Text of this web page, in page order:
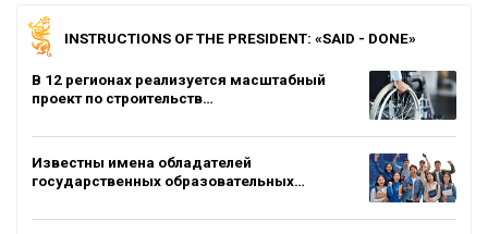
INSTRUCTIONS OF THE PRESIDENT: «SAID - DONE»
В 12 регионах реализуется масштабный
проект по строительств…
Известны имена обладателей
государственных образовательных…